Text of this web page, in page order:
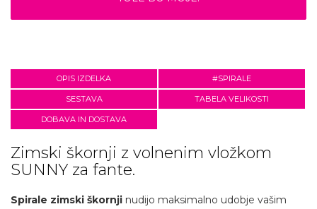
OPIS IZDELKA #SPIRALE
SESTAVA TABELA VELIKOSTI
DOBAVA IN DOSTAVA
Zimski škornji z volnenim vložkom
SUNNY za fante.
Spirale zimski škornji nudijo maksimalno udobje vašim